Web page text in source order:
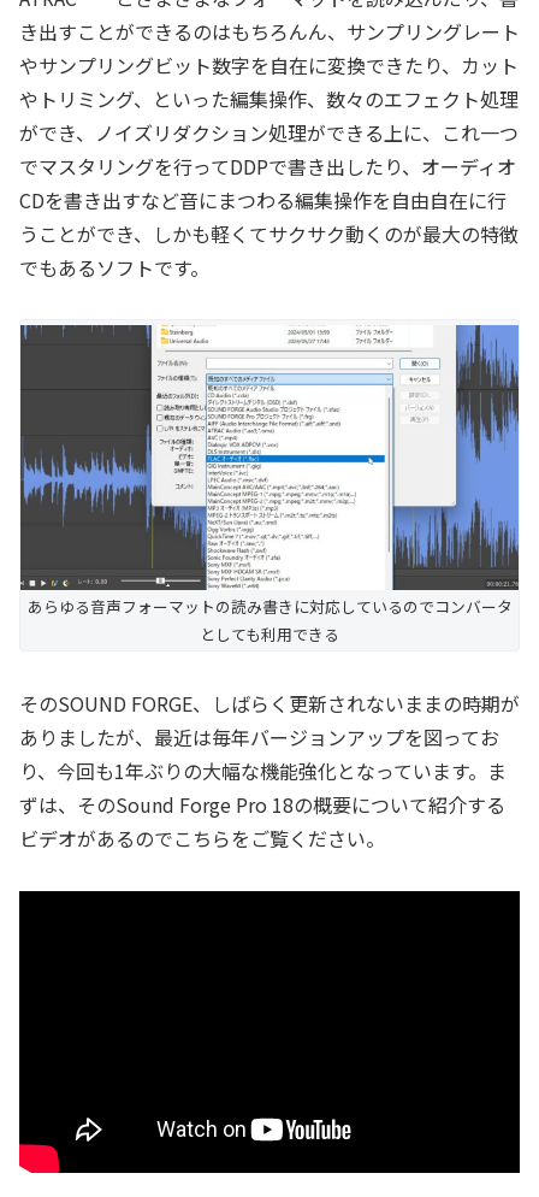
き出すことができるのはもちろんん、サンプリングレート
やサンプリングビット数字を自在に変換できたり、カット
やトリミング、といった編集操作、数々のエフェクト処理
ができ、ノイズリダクション処理ができる上に、これ一つ
でマスタリングを行ってDDPで書き出したり、オーディオ
CDを書き出すなど音にまつわる編集操作を自由自在に行
うことができ、しかも軽くてサクサク動くのが最大の特徴
でもあるソフトです。
あらゆる音声フォーマットの読み書きに対応しているのでコンバータ
としても利用できる
そのSOUND FORGE、しばらく更新されないままの時期が
ありましたが、最近は毎年バージョンアップを図ってお
り、今回も1年ぶりの大幅な機能強化となっています。ま
ずは、そのSound Forge Pro 18の概要について紹介する
ビデオがあるのでこちらをご覧ください。